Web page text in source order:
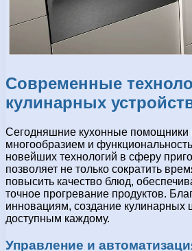
Современные
кулинарных
Сегодняшние кухонные
многообразием и
новейших технологий в сферу
позволяет не только сократить
повысить качество блюд,
точное прогревание продуктов.
инновациям, создание кулинарных
доступным каждому.
Управление и